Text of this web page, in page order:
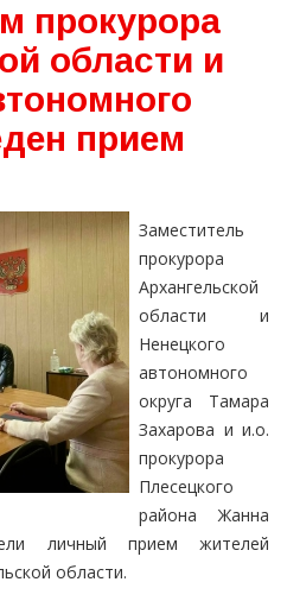
прокурора
области и
прием
Заместитель
прокурора
Архангельской
области и
Ненецкого
автономного
округа Тамара
Захарова и и.о.
прокурора
Плесецкого
района Жанна
личный прием жителей
области.